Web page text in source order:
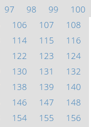
97 98 99
100
106 107
108
114 115
116
122 123
124
130 131
132
138 139
140
146 147
148
154 155
156